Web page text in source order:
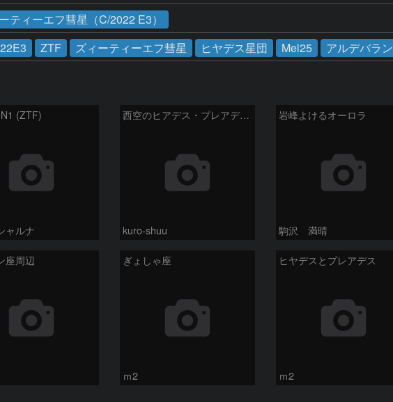
ティーエフ彗星（C/2022 E3）
ZTF ズィーティーエフ彗星 ヒヤデス星団 Mel25 アルデバラン
(ZTF)
ャルナ
西空のヒアデス・プレアデス星団と金星(-3.9等)・天王星(5.8等) (2026/04/21)
kuro-shuu
岩峰よけるオーロラ
駒沢 満晴
座周辺 ぎょしゃ座
ｍ2
ヒヤデスとプレアデス
ｍ2